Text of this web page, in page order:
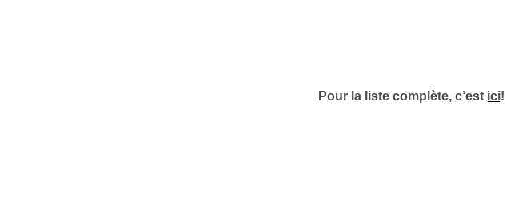
Pour la liste complète, c’est ici!